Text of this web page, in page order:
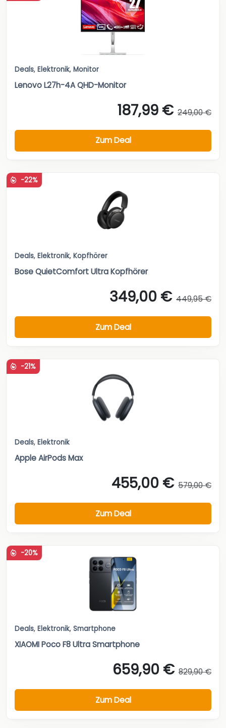
Deals, Elektronik, Monitor
Lenovo L27h-4A QHD-Monitor
187,99 € 249,00 €
Zum Deal
-22%
Deals, Elektronik, Kopfhörer
Bose QuietComfort Ultra Kopfhörer
349,00 € 449,95 €
Zum Deal
-21%
Deals, Elektronik
Apple AirPods Max
455,00 € 579,00 €
Zum Deal
-20%
Deals, Elektronik, Smartphone
XIAOMI Poco F8 Ultra Smartphone
659,90 € 829,90 €
Zum Deal